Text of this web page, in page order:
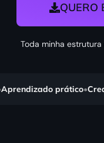
QUERO
Toda minha
prático•